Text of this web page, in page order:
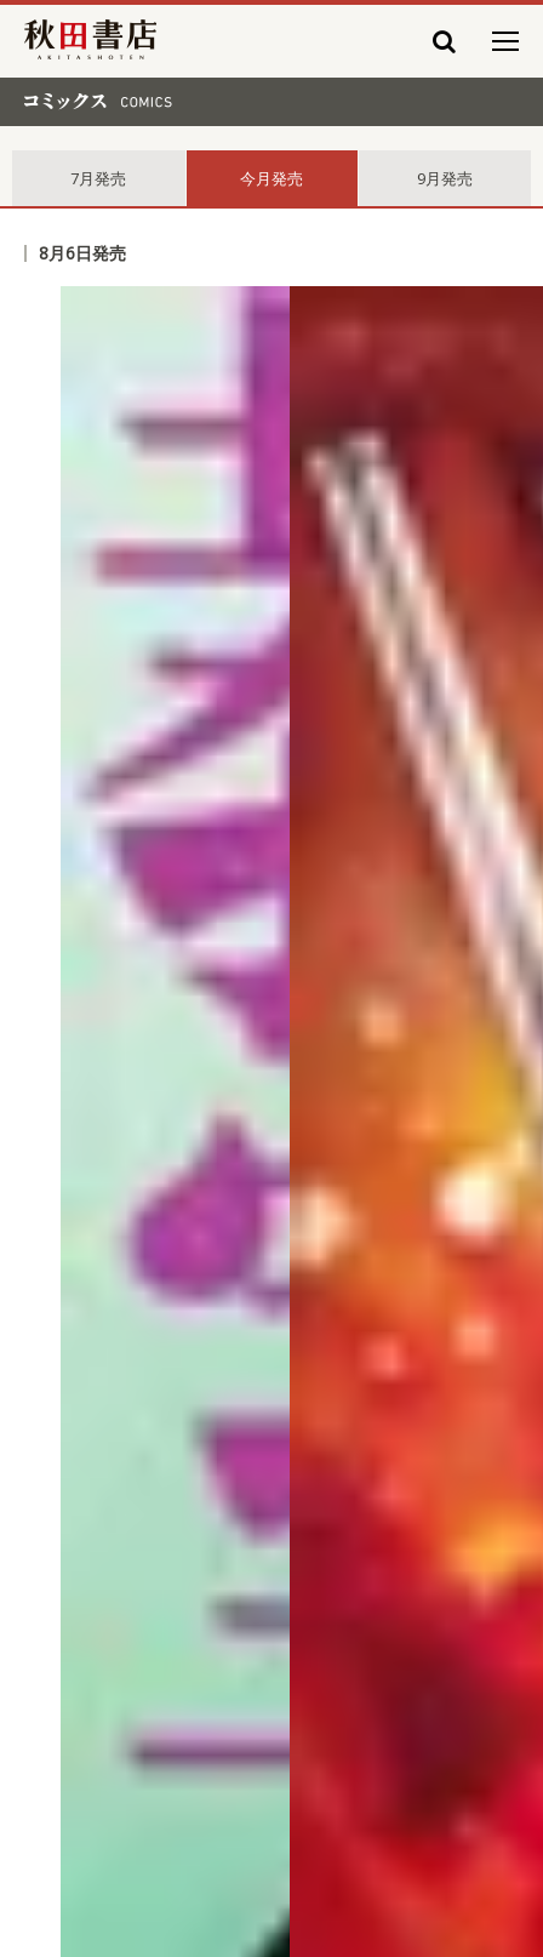
秋田書店
7月発売 今月発売 9月発売
8月6日発売